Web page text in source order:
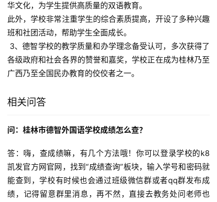
华文化，为学生提供高质量的双语教育。
此外，学校非常注重学生的综合素质提高，开设了多种兴趣
班和社团活动，帮助学生全面成长。
各级政府和社会各界的赞誉和嘉奖，学校正在成为桂林乃至
广西乃至全国民办教育的佼佼者之一。
相关问答
问：桂林市德智外国语学校成绩怎么查？
答：嗨，查成绩嘛，有几个方法哦！你可以登录学校的k8
凯发官方网官网，找到“成绩查询”板块，输入学号和密码就
能查到，学校有时候也会通过班级微信群或者qq群发布成
绩，记得留意群里消息，再不然，直接去教务处问老师也